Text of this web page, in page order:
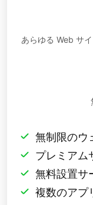
あらゆる Web サ
無制限のウ
プレミアム
無料設置サ
複数のアプ